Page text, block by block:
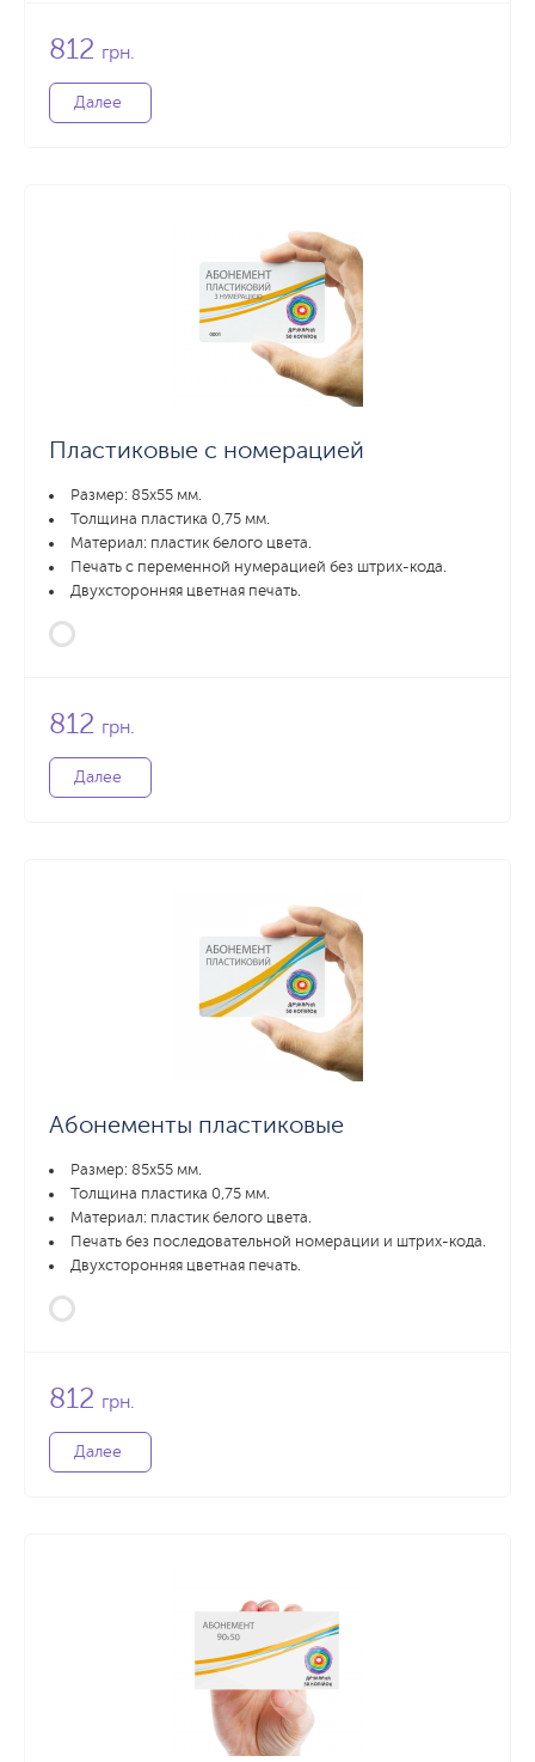
812 грн.
Далее
Пластиковые с номерацией
Размер: 85x55 мм.
Толщина пластика 0,75 мм.
Материал: пластик белого цвета.
Печать с переменной нумерацией без штрих-кода.
Двухсторонняя цветная печать.
812 грн.
Далее
Абонементы пластиковые
Размер: 85x55 мм.
Толщина пластика 0,75 мм.
Материал: пластик белого цвета.
Печать без последовательной номерации и штрих-кода.
Двухсторонняя цветная печать.
812 грн.
Далее